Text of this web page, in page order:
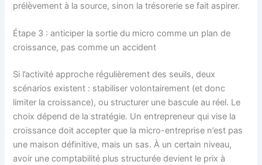
prélèvement à la source, sinon la trésorerie se fait aspirer.
Étape 3 : anticiper la sortie du micro comme un plan de
croissance, pas comme un accident
Si l’activité approche régulièrement des seuils, deux
scénarios existent : stabiliser volontairement (et donc
limiter la croissance), ou structurer une bascule au réel. Le
choix dépend de la stratégie. Un entrepreneur qui vise la
croissance doit accepter que la micro-entreprise n’est pas
une maison définitive, mais un sas. À un certain niveau,
avoir une comptabilité plus structurée devient le prix à